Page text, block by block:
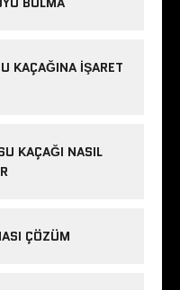
KAÇAĞINA İŞARET
KAÇAĞI NASIL
ÇÖZÜM